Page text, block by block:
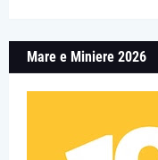
Mare e Miniere 2026